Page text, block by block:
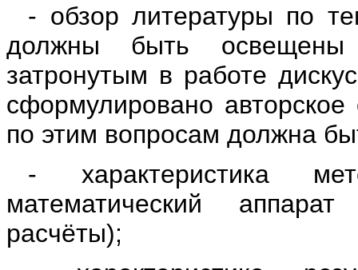
- обзор литературы по
должны быть
затронутым в работе
сформулировано
по этим вопросам должна
- характеристика
математический
расчёты);